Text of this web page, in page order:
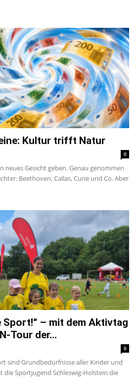
Kultur trifft Natur
0
neues Gesicht geben. Genau genommen
Beethoven, Callas, Curie und Co. Aber
Sport!“ – mit dem Aktivtag
Tour der...
0
sind Grundbedürfnisse aller Kinder und
die Sportjugend Schleswig-Holstein die